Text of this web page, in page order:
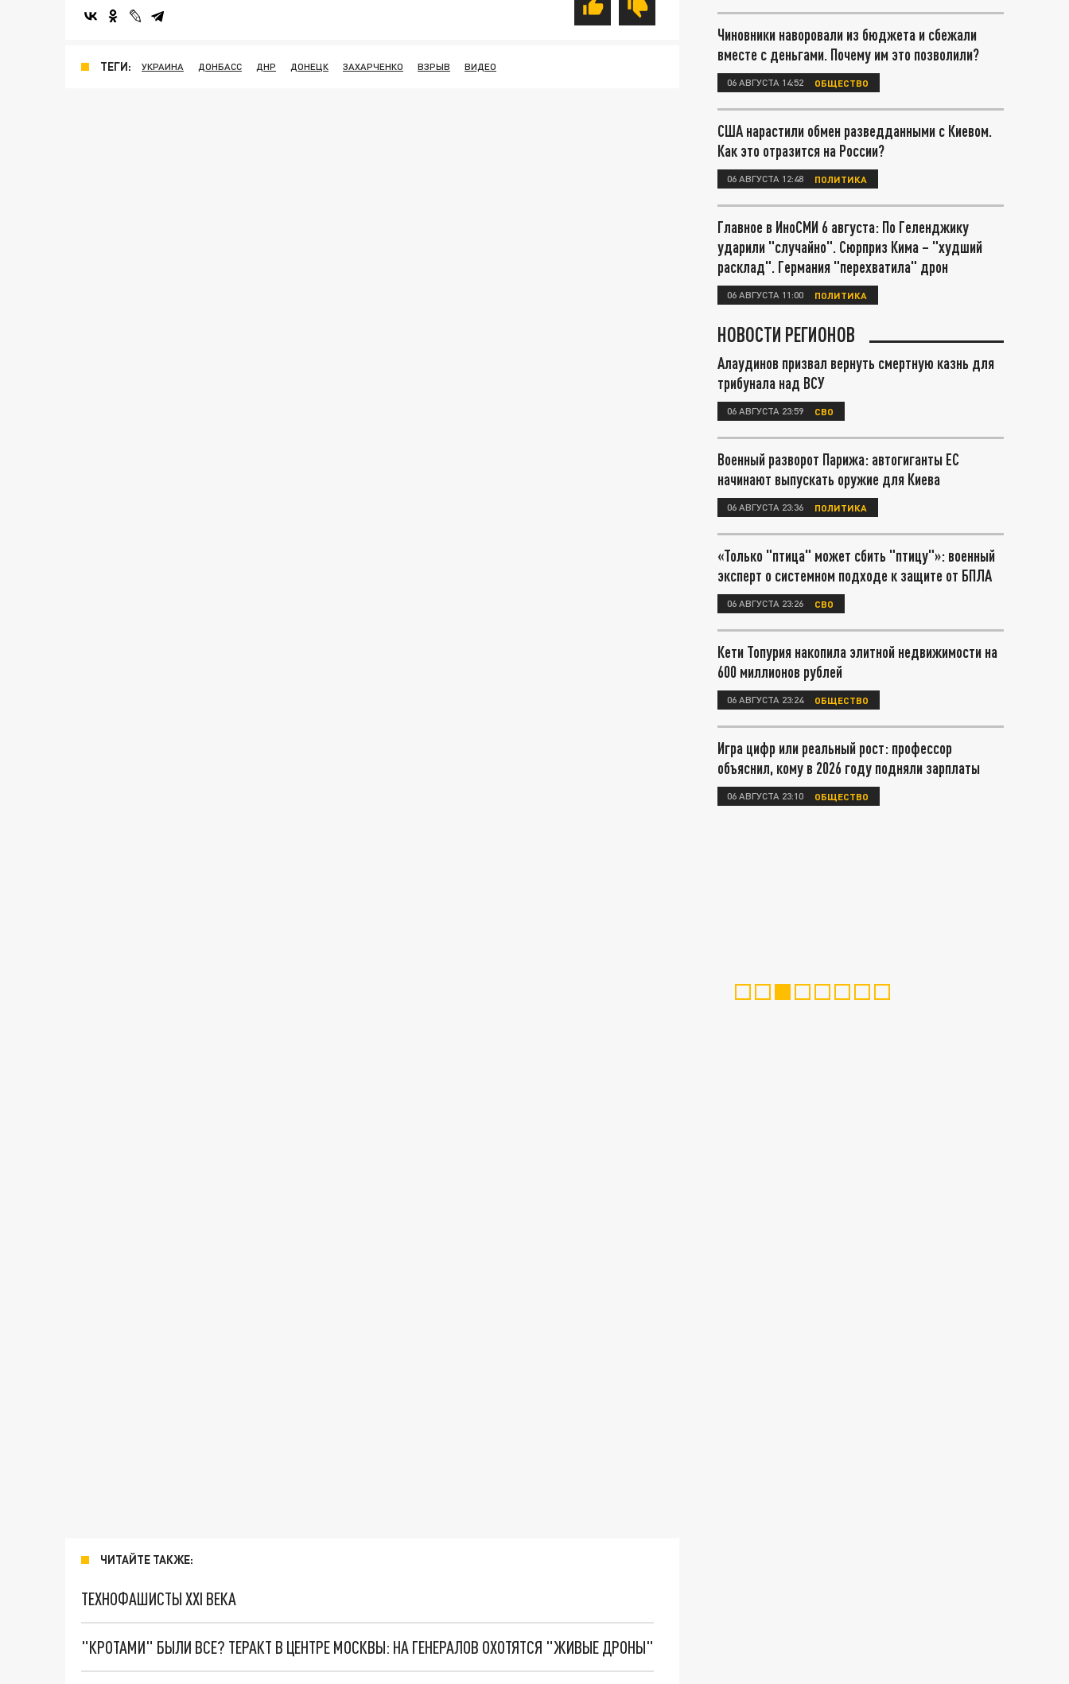
ТЕГИ: УКРАИНА ДОНБАСС ДНР ДОНЕЦК ЗАХАРЧЕНКО ВЗРЫВ ВИДЕО
ЧИТАЙТЕ ТАКЖЕ:
ТЕХНОФАШИСТЫ XXI ВЕКА
"КРОТАМИ" БЫЛИ ВСЕ? ТЕРАКТ В ЦЕНТРЕ МОСКВЫ: НА ГЕНЕРАЛОВ ОХОТЯТСЯ "ЖИВЫЕ ДРОНЫ"
Чиновники наворовали из бюджета и сбежали
вместе с деньгами. Почему им это позволили?
06 АВГУСТА 14:52 ОБЩЕСТВО
США нарастили обмен разведданными с Киевом.
Как это отразится на России?
06 АВГУСТА 12:48 ПОЛИТИКА
Главное в ИноСМИ 6 августа: По Геленджику
ударили "случайно". Сюрприз Кима – "худший
расклад". Германия "перехватила" дрон
06 АВГУСТА 11:00 ПОЛИТИКА
НОВОСТИ РЕГИОНОВ
Алаудинов призвал вернуть смертную казнь для
трибунала над ВСУ
06 АВГУСТА 23:59 СВО
Военный разворот Парижа: автогиганты ЕС
начинают выпускать оружие для Киева
06 АВГУСТА 23:36 ПОЛИТИКА
«Только "птица" может сбить "птицу"»: военный
эксперт о системном подходе к защите от БПЛА
06 АВГУСТА 23:26 СВО
Кети Топурия накопила элитной недвижимости на
600 миллионов рублей
06 АВГУСТА 23:24 ОБЩЕСТВО
Игра цифр или реальный рост: профессор
объяснил, кому в 2026 году подняли зарплаты
06 АВГУСТА 23:10 ОБЩЕСТВО